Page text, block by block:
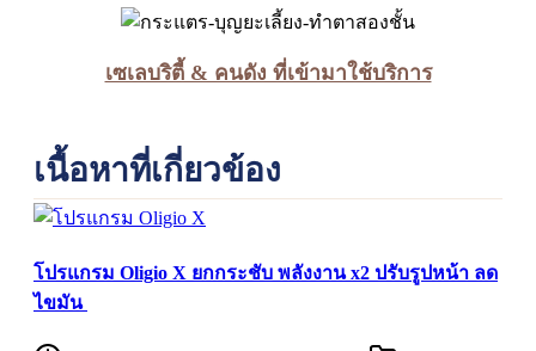
เซเลบริตี้ & คนดัง ที่เข้ามาใช้บริการ
เนื้อหาที่เกี่ยวข้อง
โปรแกรม Oligio X ยกกระชับ พลังงาน x2 ปรับรูปหน้า ลด
ไขมัน